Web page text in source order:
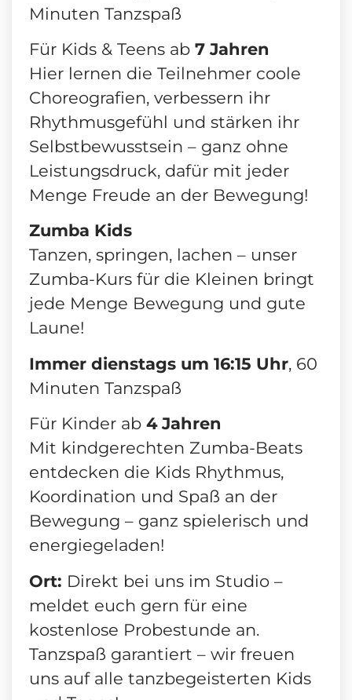
Minuten Tanzspaß
Für Kids & Teens ab 7 Jahren
Hier lernen die Teilnehmer coole
Choreografien, verbessern ihr
Rhythmusgefühl und stärken ihr
Selbstbewusstsein – ganz ohne
Leistungsdruck, dafür mit jeder
Menge Freude an der Bewegung!
Zumba Kids
Tanzen, springen, lachen – unser
Zumba-Kurs für die Kleinen bringt
jede Menge Bewegung und gute
Laune!
Immer dienstags um 16:15 Uhr, 60
Minuten Tanzspaß
Für Kinder ab 4 Jahren
Mit kindgerechten Zumba-Beats
entdecken die Kids Rhythmus,
Koordination und Spaß an der
Bewegung – ganz spielerisch und
energiegeladen!
Ort: Direkt bei uns im Studio –
meldet euch gern für eine
kostenlose Probestunde an.
Tanzspaß garantiert – wir freuen
uns auf alle tanzbegeisterten Kids